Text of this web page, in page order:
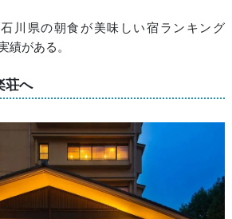
川県の朝食が美味しい宿ランキング
績がある。
荘へ